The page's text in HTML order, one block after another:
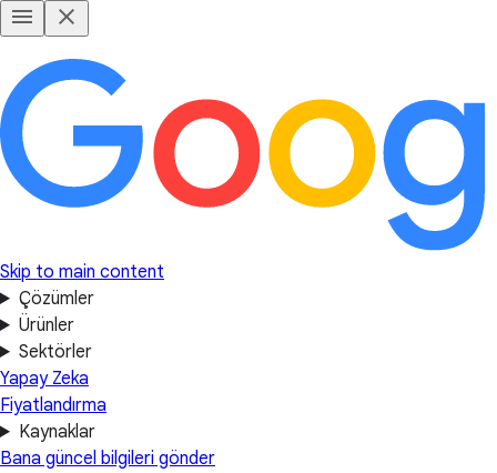
Skip to main content
Çözümler
Ürünler
Sektörler
Yapay Zeka
Fiyatlandırma
Kaynaklar
Bana güncel bilgileri gönder